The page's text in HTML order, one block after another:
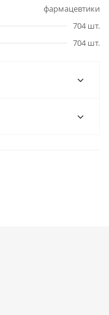
фармацевтики
704 шт.
704 шт.